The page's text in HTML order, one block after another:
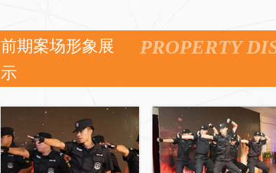
前期案场形象展
示
PROPERTY